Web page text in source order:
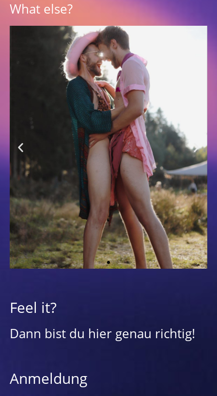
What else?
LUST an Komplexität, Konfusion und
eine feste Form anzunehmen (Jagose).
Queering schafft dynamische
Feel it?
Dann bist du hier genau richtig!
Anmeldung